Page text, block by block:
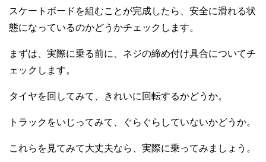
スケートボードを組むことが完成したら、安全に滑れる状
態になっているのかどうかチェックします。
まずは、実際に乗る前に、ネジの締め付け具合についてチ
ェックします。
タイヤを回してみて、きれいに回転するかどうか。
トラックをいじってみて、ぐらぐらしていないかどうか。
これらを見てみて大丈夫なら、実際に乗ってみましょう。